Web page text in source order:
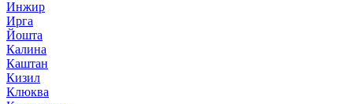
Инжир
Ирга
Йошта
Калина
Каштан
Кизил
Клюква